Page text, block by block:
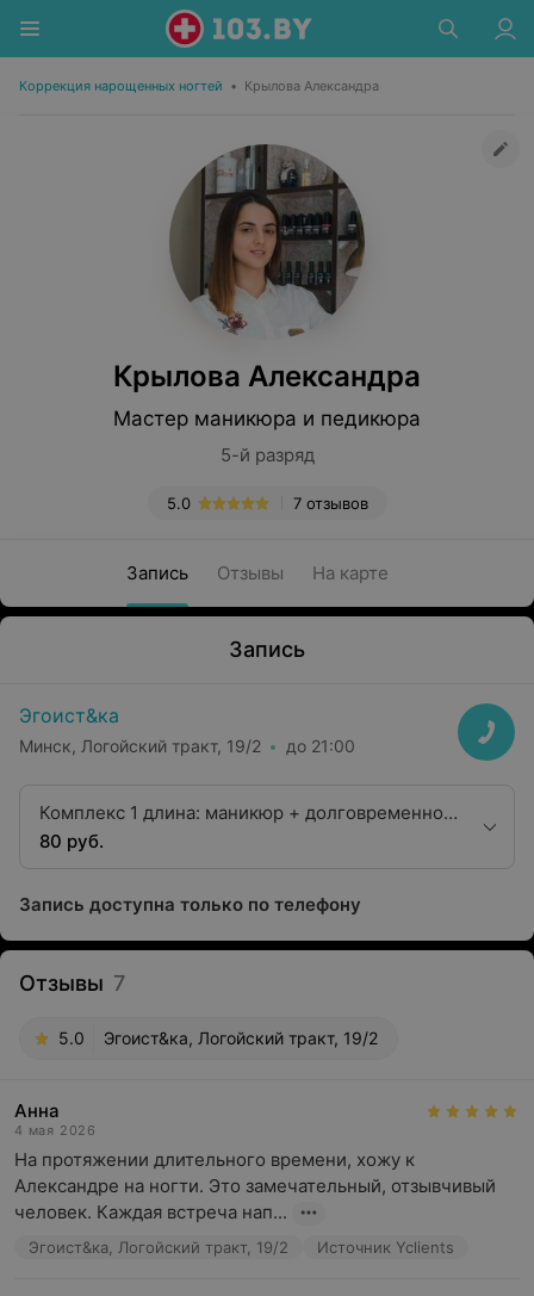
Коррекция нарощенных ногтей • Крылова Александра
Крылова Александра
Мастер маникюра и педикюра
5-й разряд
7 отзывов
5.0
Запись Отзывы На карте
Запись
Эгоист&ка
Минск, Логойский тракт, 19/2 до 21:00
Комплекс 1 длина: маникюр + долговременное
покрытие + снятие долговременного покрытия
80 руб.
Запись доступна только по телефону
Отзывы 7
5.0 Эгоист&ка, Логойский тракт, 19/2
Анна
4 мая 2026
На протяжении длительного времени, хожу к
Александре на ногти. Это замечательный, отзывчивый
человек. Каждая встреча нап...
Эгоист&ка, Логойский тракт, 19/2 Источник Yclients